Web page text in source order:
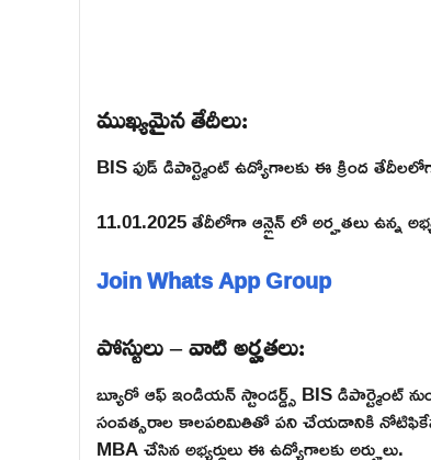
ముఖ్యమైన తేదీలు:
BIS ఫుడ్ డిపార్ట్మెంట్ ఉద్యోగాలకు ఈ క్రింద
11.01.2025 తేదీలోగా ఆన్లైన్ లో అర్హతలు ఉన్న
Join Whats App Group
పోస్టులు – వాటి అర్హతలు:
బ్యూరో ఆఫ్ ఇండియన్ స్టాండర్డ్స్ BIS డిపార్ట్మెంట్
సంవత్సరాల కాలపరిమితితో పని చేయడానికి
MBA చేసిన అభ్యర్థులు ఈ ఉద్యోగాలకు అర్హులు.